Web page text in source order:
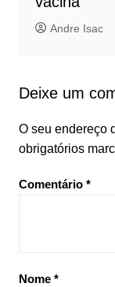
Andre Isac
Deixe um
O seu endereço
obrigatórios
Comentário *
Nome *